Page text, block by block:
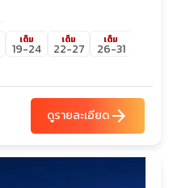
เต็ม
19-24
เต็ม
22-27
เต็ม
26-31
ดูรายละเอียดarrow_forward